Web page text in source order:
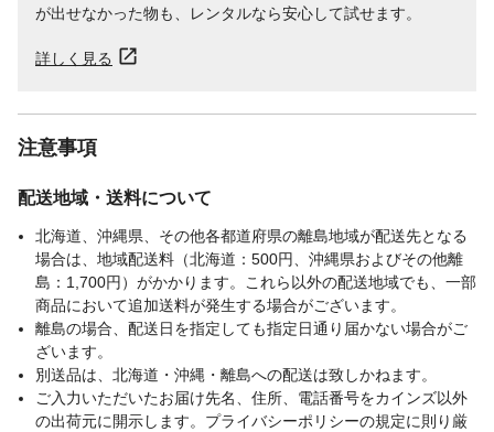
が出せなかった物も、レンタルなら安心して試せます。
詳しく見る
注意事項
配送地域・送料について
北海道、沖縄県、その他各都道府県の離島地域が配送先となる
場合は、地域配送料（北海道：500円、沖縄県およびその他離
島：1,700円）がかかります。これら以外の配送地域でも、一部
商品において追加送料が発生する場合がございます。
離島の場合、配送日を指定しても指定日通り届かない場合がご
ざいます。
別送品は、北海道・沖縄・離島への配送は致しかねます。
ご入力いただいたお届け先名、住所、電話番号をカインズ以外
の出荷元に開示します。プライバシーポリシーの規定に則り厳